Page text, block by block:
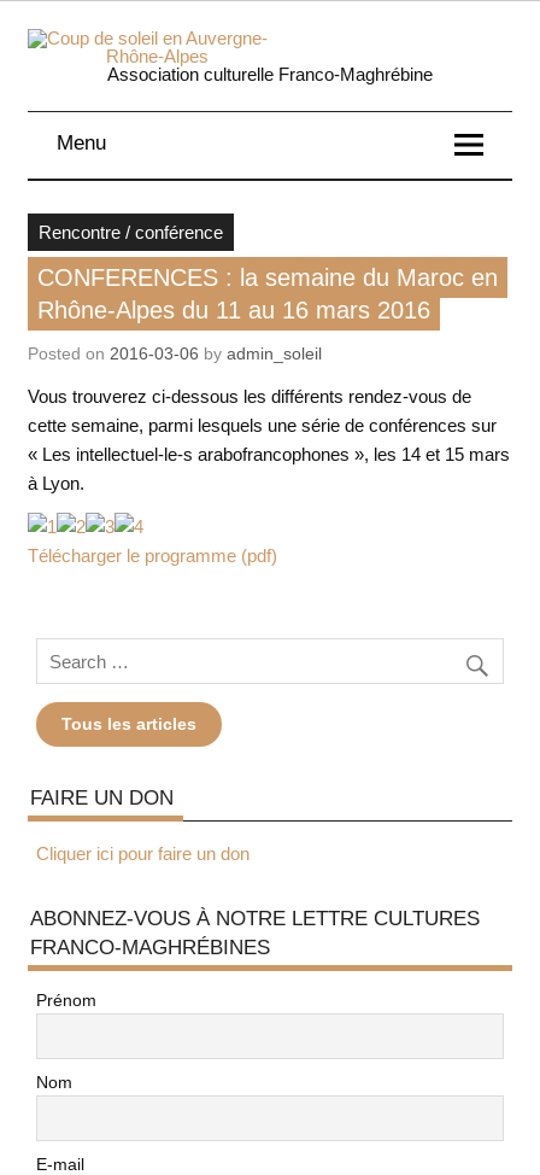
Skip
content
Coup
soleil
Association culturelle Franco-Maghrébine
Menu
Rencontre / conférence
CONFERENCES : la semaine du Maroc en
Rhône-Alpes du 11 au 16 mars 2016
Posted on 2016-03-06 by admin_soleil
Vous trouverez ci-dessous les différents rendez-vous de
cette semaine, parmi lesquels une série de conférences sur
« Les intellectuel-le-s arabofrancophones », les 14 et 15 mars
à Lyon.
Télécharger le programme (pdf)
Tous les articles
FAIRE UN DON
Cliquer ici pour faire un don
ABONNEZ-VOUS À NOTRE LETTRE CULTURES
FRANCO-MAGHRÉBINES
Prénom
Nom
E-mail